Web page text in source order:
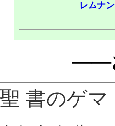
レムナ
――
聖 書のゲ